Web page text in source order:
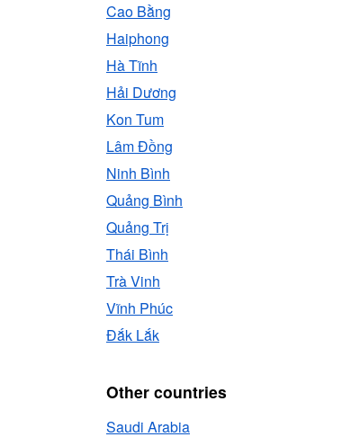
Cao Bằng
Haiphong
Hà Tĩnh
Hải Dương
Kon Tum
Lâm Đồng
Ninh Bình
Quảng Bình
Quảng Trị
Thái Bình
Trà Vinh
Vĩnh Phúc
Đắk Lắk
Other countries
Saudi Arabia